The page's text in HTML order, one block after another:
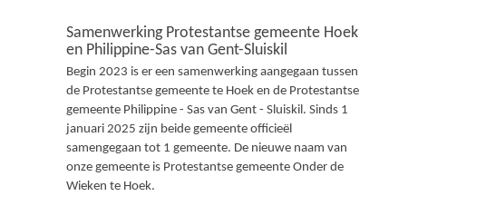
Samenwerking Protestantse gemeente Hoek
en Philippine-Sas van Gent-Sluiskil
Begin 2023 is er een samenwerking aangegaan tussen
de Protestantse gemeente te Hoek en de Protestantse
gemeente Philippine - Sas van Gent - Sluiskil. Sinds 1
januari 2025 zijn beide gemeente officieël
samengegaan tot 1 gemeente. De nieuwe naam van
onze gemeente is Protestantse gemeente Onder de
Wieken te Hoek.